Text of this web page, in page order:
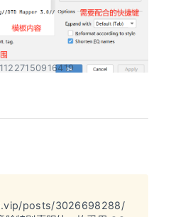
posts/3026698288/